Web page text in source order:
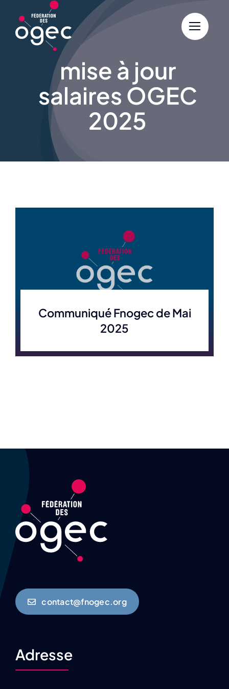
content
mise à jour
salaires OGEC
2025
Communiqué Fnogec de Mai
2025
contact@fnogec.org
Adresse